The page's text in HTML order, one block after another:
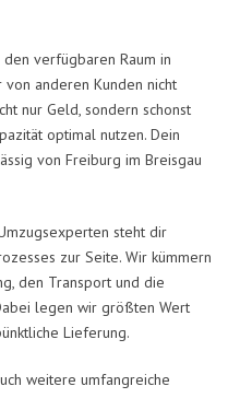
verfügbaren Raum in
anderen Kunden nicht
nur Geld, sondern schonst
optimal nutzen. Dein
von Freiburg im Breisgau
steht dir
zur Seite. Wir kümmern
den Transport und die
legen wir größten Wert
Lieferung.
weitere umfangreiche